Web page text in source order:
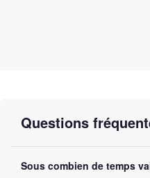
Questions
Sous combien de temps